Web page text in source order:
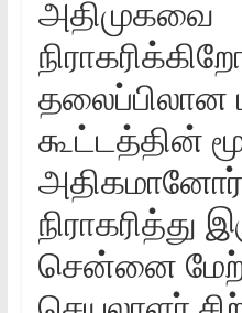
அதிமுகவை
கூட்டத்தின்
நிராகரித்து
சென்னை